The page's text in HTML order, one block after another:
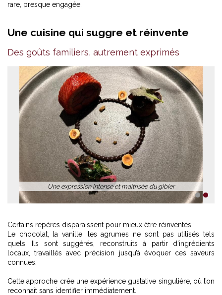
rare, presque engagée.
Une cuisine qui suggre et réinvente
Des goûts familiers, autrement exprimés
Une expression intense et maîtrisée du gibier
1 2
Certains repères disparaissent pour mieux être réinventés.
Le chocolat, la vanille, les agrumes ne sont pas utilisés tels
quels. Ils sont suggérés, reconstruits à partir d’ingrédients
locaux, travaillés avec précision jusqu’à évoquer ces saveurs
connues.
Cette approche crée une expérience gustative singulière, où l’on
reconnaît sans identifier immédiatement.